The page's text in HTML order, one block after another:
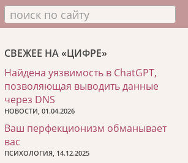
поиск по сайту
СВЕЖЕЕ НА «ЦИФРЕ»
Найдена уязвимость в ChatGPT,
позволяющая выводить данные
через DNS
НОВОСТИ, 01.04.2026
Ваш перфекционизм обманывает
вас
ПСИХОЛОГИЯ, 14.12.2025